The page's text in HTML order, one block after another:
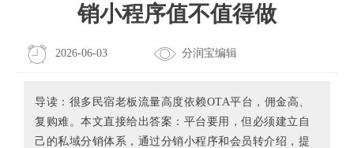
销小程序值不值得做
2026-06-03 分润宝编辑
导读：很多民宿老板流量高度依赖OTA平台，佣金高、
复购难。本文直接给出答案：平台要用，但必须建立自
己的私域分销体系，通过分销小程序和会员转介绍，提